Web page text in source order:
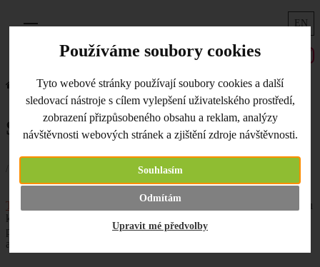
Používáme soubory cookies
Tyto webové stránky používají soubory cookies a další
sledovací nástroje s cílem vylepšení uživatelského prostředí,
zobrazení přizpůsobeného obsahu a reklam, analýzy
návštěvnosti webových stránek a zjištění zdroje návštěvnosti.
Souhlasím
Odmítám
Upravit mé předvolby
EN
Úvodní strana Co je nového Sady jehlic Twist Lace Short
Sady jehlic Twist Lace Short
NOVINKA mezi jehlicemi. Krátké
Twist Lace Short
pro komfortní pletení rukávů. Jsou super variantou
k pevným kruhovým jehlicím s krátkým lankem - na rozdíl od
pevných si jednoduše odložíte očka oddělených rukávů na lanko a
až na rukáv dojde, našroubujete krátké jehlice a upletete ho.